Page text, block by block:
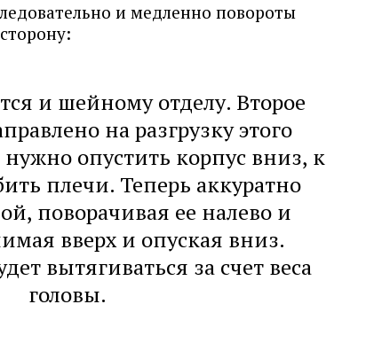
и медленно повороты
и шейному отделу. Второе
на разгрузку этого
нужно опустить корпус вниз, к
плечи. Теперь аккуратно
поворачивая ее налево и
вверх и опуская вниз.
вытягиваться за счет веса
головы.